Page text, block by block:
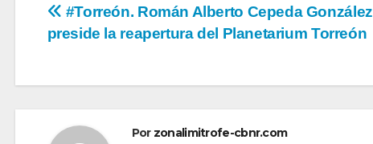
Navegación
de
entradas
#Torreón. Román Alberto Cepeda González
preside la reapertura del Planetarium Torreón
Por zonalimitrofe-cbnr.com